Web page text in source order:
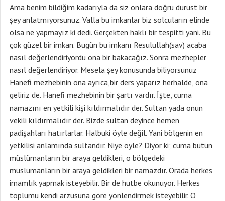
Ama benim bildiğim kadarıyla da siz onlara doğru dürüst bir
şey anlatmıyorsunuz. Valla bu imkanlar biz solcuların elinde
olsa ne yapmayız ki dedi. Gerçekten haklı bir tespitti yani. Bu
çok güzel bir imkan. Bugün bu imkanı Resulullah(sav) acaba
nasıl değerlendiriyordu ona bir bakacağız. Sonra mezhepler
nasıl değerlendiriyor. Mesela şey konusunda biliyorsunuz
Hanefi mezhebinin ona ayrıca,bir ders yaparız herhalde, ona
geliriz de. Hanefi mezhebinin bir şartı vardır. İşte, cuma
namazını en yetkili kişi kıldırmalıdır der. Sultan yada onun
vekili kıldırmalıdır der. Bizde sultan deyince hemen
padişahları hatırlarlar. Halbuki öyle değil. Yani bölgenin en
yetkilisi anlamında sultandır. Niye öyle? Diyor ki; cuma bütün
müslümanların bir araya geldikleri, o bölgedeki
müslümanların bir araya geldikleri bir namazdır. Orada herkes
imamlık yapmak isteyebilir. Bir de hutbe okunuyor. Herkes
toplumu kendi arzusuna göre yönlendirmek isteyebilir. O